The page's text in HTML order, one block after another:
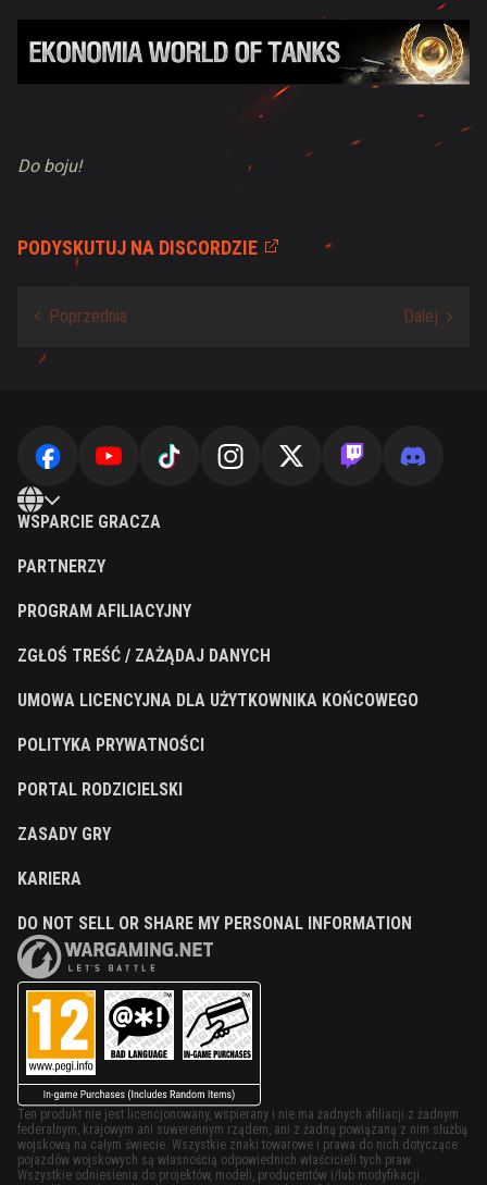
Do boju!
PODYSKUTUJ NA DISCORDZIE
WSPARCIE GRACZA
PARTNERZY
PROGRAM AFILIACYJNY
ZGŁOŚ TREŚĆ / ZAŻĄDAJ DANYCH
UMOWA LICENCYJNA DLA UŻYTKOWNIKA KOŃCOWEGO
POLITYKA PRYWATNOŚCI
PORTAL RODZICIELSKI
ZASADY GRY
KARIERA
DO NOT SELL OR SHARE MY PERSONAL INFORMATION
Ten produkt nie jest licencjonowany, wspierany i nie ma żadnych afiliacji z żadnym
federalnym, krajowym ani suwerennym rządem, ani z żadną powiązaną z nim służbą
wojskową na całym świecie. Wszystkie znaki towarowe i prawa do nich dotyczące
pojazdów wojskowych są własnością odpowiednich właścicieli tych praw.
Wszystkie odniesienia do projektów, modeli, producentów i/lub modyfikacji